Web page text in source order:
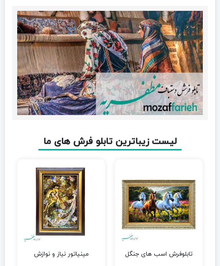
لیست زیباترین تابلو فرش های ما
تابلوفرش اسب های جنگل مینیاتور نیاز و نوازش